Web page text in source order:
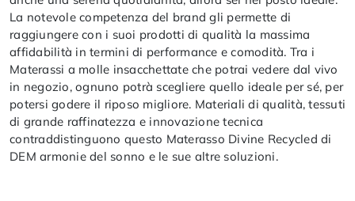
La notevole competenza del brand gli permette di
raggiungere con i suoi prodotti di qualità la massima
affidabilità in termini di performance e comodità. Tra i
Materassi a molle insacchettate che potrai vedere dal vivo
in negozio, ognuno potrà scegliere quello ideale per sé, per
potersi godere il riposo migliore. Materiali di qualità, tessuti
di grande raffinatezza e innovazione tecnica
contraddistinguono questo Materasso Divine Recycled di
DEM armonie del sonno e le sue altre soluzioni.